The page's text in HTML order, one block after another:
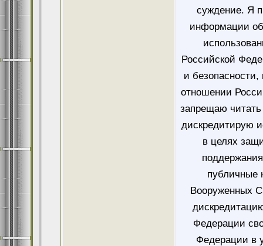
суждение. Я
информации
Российской
и безопасности,
отношении
запрещаю читать
дискредитирую
в целях
публичные
Вооруженных
Федерации
Федерации в